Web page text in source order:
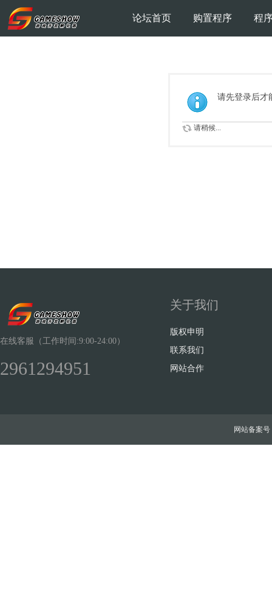
论坛首页 购置程序 程
请先登录后才
请稍候...
在线客服（工作时间:9:00-24:00）
2961294951
关于我们
版权申明
联系我们
网站合作
网站备案号